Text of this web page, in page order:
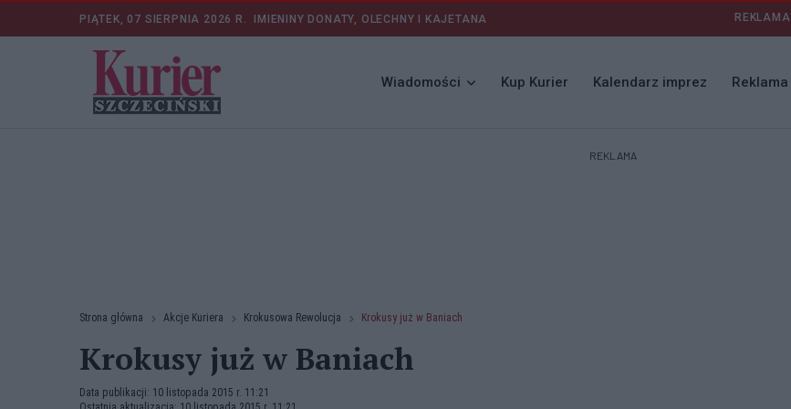
PIĄTEK, 07 SIERPNIA 2026 R. IMIENINY DONATY, OLECHNY I KAJETANA REKLAMA
Wiadomości Kup Kurier Kalendarz imprez Reklama
REKLAMA
Strona główna Akcje Kuriera Krokusowa Rewolucja Krokusy już w Baniach
Krokusy już w Baniach
Data publikacji: 10 listopada 2015 r. 11:21